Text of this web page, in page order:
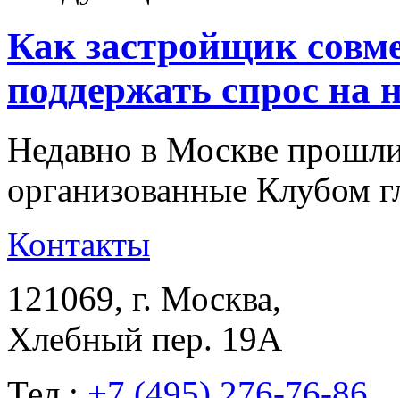
Как застройщик
поддержать спрос на
Недавно в Москве
организованные
Контакты
121069, г. Москва,
Хлебный пер. 19А